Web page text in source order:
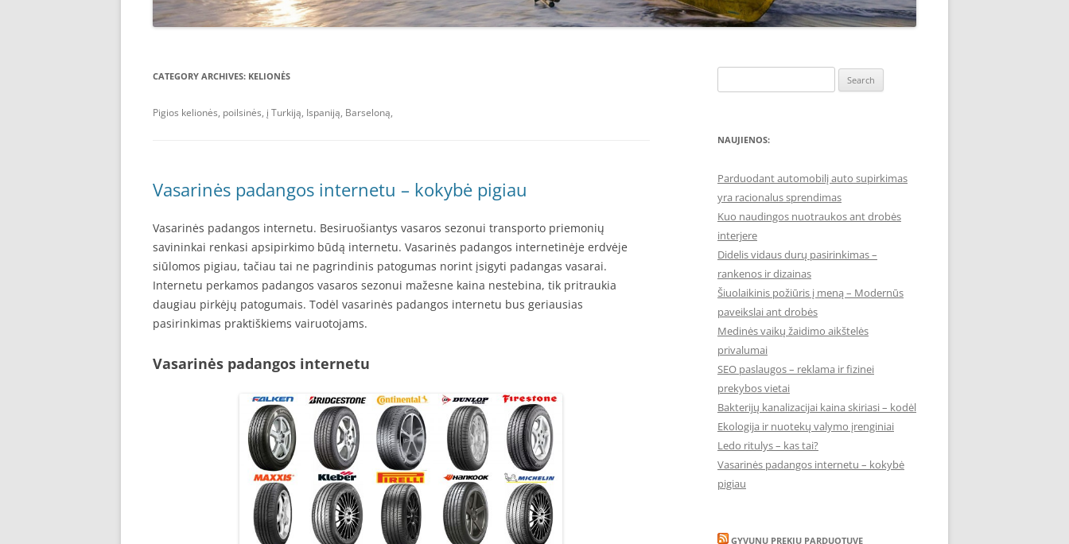
CATEGORY ARCHIVES: KELIONĖS
Pigios kelionės, poilsinės, į Turkiją, Ispaniją, Barseloną,
Vasarinės padangos internetu – kokybė pigiau
Vasarinės padangos internetu. Besiruošiantys vasaros sezonui transporto priemonių
savininkai renkasi apsipirkimo būdą internetu. Vasarinės padangos internetinėje erdvėje
siūlomos pigiau, tačiau tai ne pagrindinis patogumas norint įsigyti padangas vasarai.
Internetu perkamos padangos vasaros sezonui mažesne kaina nestebina, tik pritraukia
daugiau pirkėjų patogumais. Todėl vasarinės padangos internetu bus geriausias
pasirinkimas praktiškiems vairuotojams.
Vasarinės padangos internetu
for:
NAUJIENOS:
Parduodant automobilį auto supirkimas
yra racionalus sprendimas
Kuo naudingos nuotraukos ant drobės
interjere
Didelis vidaus durų pasirinkimas –
rankenos ir dizainas
Šiuolaikinis požiūris į meną – Modernūs
paveikslai ant drobės
Medinės vaikų žaidimo aikštelės
privalumai
SEO paslaugos – reklama ir fizinei
prekybos vietai
Bakterijų kanalizacijai kaina skiriasi – kodėl
Ekologija ir nuotekų valymo įrenginiai
Ledo ritulys – kas tai?
Vasarinės padangos internetu – kokybė
pigiau
GYVUNU PREKIU PARDUOTUVE